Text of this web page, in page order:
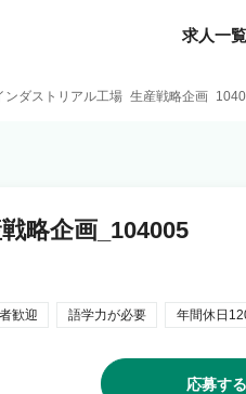
求人一覧
求人一覧
ンダストリアル工場_生産戦略企画
略企画_104005
歓迎 語学力が必要 年間休日
応募する